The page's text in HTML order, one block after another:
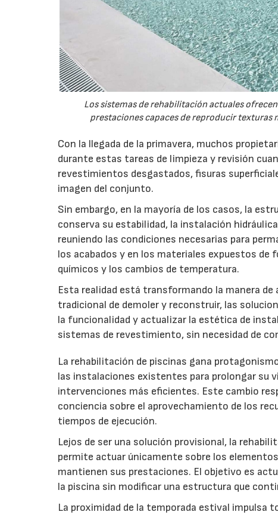
Los sistemas de rehabilitación actuales
prestaciones capaces de reproducir texturas
Con la llegada de la primavera, muchos
durante estas tareas de limpieza y revisión
revestimientos desgastados, fisuras
imagen del conjunto.
Sin embargo, en la mayoría de los casos, la
conserva su estabilidad, la instalación
reuniendo las condiciones necesarias para
los acabados y en los materiales expuestos
químicos y los cambios de temperatura.
Esta realidad está transformando la manera
tradicional de demoler y reconstruir, las
la funcionalidad y actualizar la estética de
sistemas de revestimiento, sin necesidad de
La rehabilitación de piscinas gana
las instalaciones existentes para prolongar su
intervenciones más eficientes. Este cambio
conciencia sobre el aprovechamiento de los
tiempos de ejecución.
Lejos de ser una solución provisional, la
permite actuar únicamente sobre los
mantienen sus prestaciones. El objetivo es
la piscina sin modificar una estructura que
La proximidad de la temporada estival impulsa